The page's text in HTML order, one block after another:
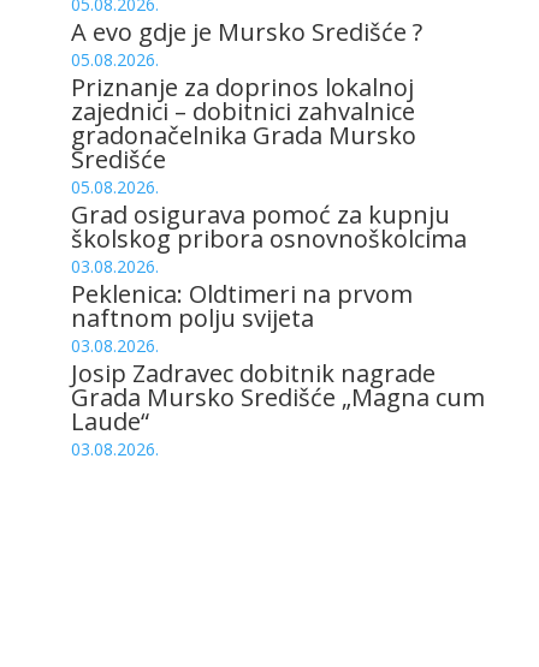
A evo gdje je Mursko Središće ?
05.08.2026.
Priznanje za doprinos lokalnoj
zajednici – dobitnici zahvalnice
gradonačelnika Grada Mursko
Središće
05.08.2026.
Grad osigurava pomoć za kupnju
školskog pribora osnovnoškolcima
03.08.2026.
Peklenica: Oldtimeri na prvom
naftnom polju svijeta
03.08.2026.
Josip Zadravec dobitnik nagrade
Grada Mursko Središće „Magna cum
Laude“
03.08.2026.